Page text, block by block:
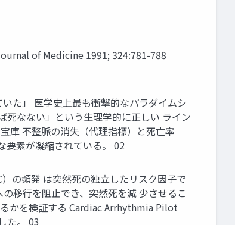
of Medicine 1991; 324:781-788
た」 医学史上最も衝撃的なパラダイムシ
死なない」という生理学的に正しい ライン
庫 不整脈の消失（代理指標）と死亡率
要素が凝縮されている。 02
の頻発 は突然死の独立したリスク因子で
移行を阻止でき、突然死を減 少させるこ
かを検証する Cardiac Arrhythmia Pilot
た。 03